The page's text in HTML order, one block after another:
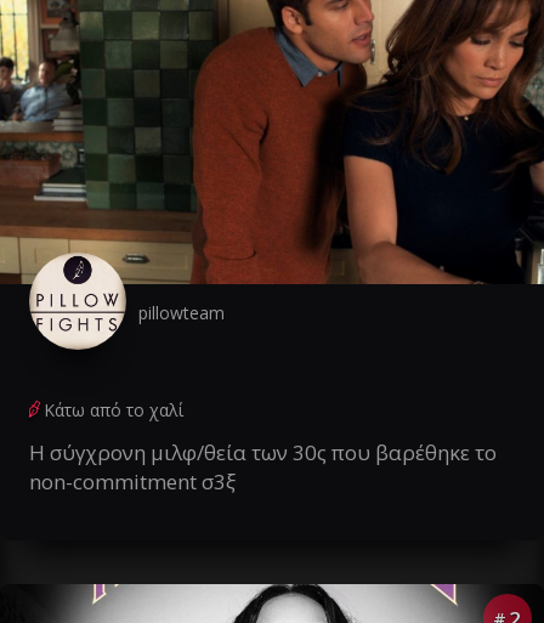
pillowteam
Κάτω από το χαλί
Η σύγχρονη μιλφ/θεία των 30ς που βαρέθηκε το
non-commitment σ3ξ